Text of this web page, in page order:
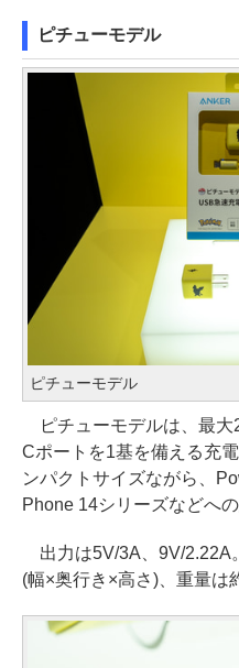
ピチューモデル
ピチューモデル
ピチューモデルは、最大
Cポートを1基を備える充
ンパクトサイズながら、
Phone 14シリーズなどへ
出力は5V/3A、9V/2.22A
(幅×奥行き×高さ)、重量は